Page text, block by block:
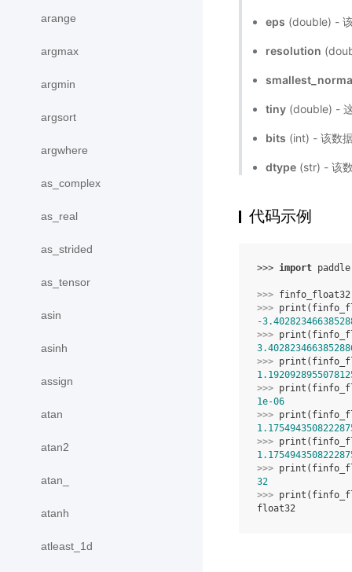
arange
argmax
argmin
argsort
argwhere
as_complex
as_real
as_strided
as_tensor
asin
asinh
assign
atan
atan2
atan_
atanh
atleast_1d
eps (double) -
resolution
tiny (double) -
bits (int) - 该数
dtype (str) - 该
代码示例
>>> import paddle
>>> finfo_float32
>>> print (
-
>>> print (
>>> print (
>>> print (
1e-06
>>> print (
>>> print (
>>> print (
32
>>> print (
float32